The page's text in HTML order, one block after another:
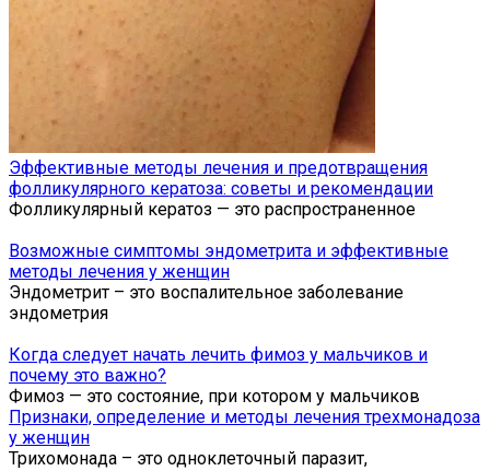
Эффективные методы лечения и предотвращения
фолликулярного кератоза: советы и рекомендации
Фолликулярный кератоз — это распространенное
Возможные симптомы эндометрита и эффективные
методы лечения у женщин
Эндометрит – это воспалительное заболевание
эндометрия
Когда следует начать лечить фимоз у мальчиков и
почему это важно?
Фимоз — это состояние, при котором у мальчиков
Признаки, определение и методы лечения трехмонадоза
у женщин
Трихомонада – это одноклеточный паразит,